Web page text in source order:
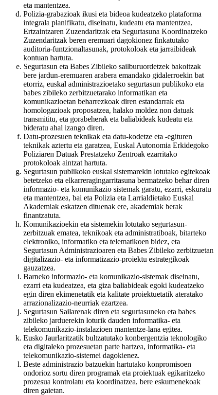
eta mantentzea.
Polizia-grabazioak ikusi eta bideoa kudeatzeko plataforma
integrala planifikatu, diseinatu, kudeatu eta mantentzea,
Ertzaintzaren Zuzendaritzak eta Segurtasuna Koordinatzeko
Zuzendaritzak beren eremuari dagokionez finkatutako
auditoria-funtzionaltasunak, protokoloak eta jarraibideak
kontuan hartuta.
Segurtasun eta Babes Zibileko sailburuordetzek bakoitzak
bere jardun-eremuaren arabera emandako gidalerroekin bat
etorriz, euskal administrazioetako segurtasun publikoko eta
babes zibileko zerbitzuetarako informatikan eta
komunikazioetan beharrezkoak diren estandarrak eta
homologazioak proposatzea, halako moldez non datuak
transmititu, eta gorabeherak eta baliabideak kudeatu eta
bideratu ahal izango diren.
Datu-prozesuen teknikak eta datu-kodetze eta -egituren
teknikak aztertu eta garatzea, Euskal Autonomia Erkidegoko
Poliziaren Datuak Prestatzeko Zentroak ezarritako
protokoloak aintzat hartuta.
Segurtasun publikoko euskal sistemarekin lotutako egitekoak
betetzeko eta elkarreragingarritasuna bermatzeko behar diren
informazio- eta komunikazio sistemak garatu, ezarri, eskuratu
eta mantentzea, bai eta Polizia eta Larrialdietako Euskal
Akademiak eskatzen dituenak ere, akademiak berak
finantzatuta.
Komunikazioekin eta sistemekin lotutako segurtasun-
zerbitzuak ematea, teknikoak eta administratiboak, bitarteko
elektroniko, informatiko eta telematikoen bidez, eta
Segurtasun Administrazioaren eta Babes Zibileko zerbitzuetan
digitalizazio- eta informatizazio-proiektu estrategikoak
gauzatzea.
Barneko informazio- eta komunikazio-sistemak diseinatu,
ezarri eta kudeatzea, eta giza baliabideak egoki kudeatzeko
egin diren ekimenetatik eta kalitate proiektuetatik ateratako
arrazionalizazio-neurriak ezartzea.
Segurtasun Sailarenak diren eta segurtasuneko eta babes
zibileko jarduerekin loturik dauden informatika- eta
telekomunikazio-instalazioen mantentze-lana egitea.
Eusko Jaurlaritzatik bultzatutako konbergentzia teknologiko
eta digitaleko prozesuetan parte hartzea, informatika- eta
telekomunikazio-sistemei dagokienez.
Beste administrazio batzuekin hartutako konpromisoen
ondorioz sortu diren programak eta proiektuak egikaritzeko
prozesua kontrolatu eta koordinatzea, bere eskumenekoak
diren gaietan.